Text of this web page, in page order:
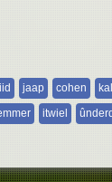
jaap cohen
itwiel